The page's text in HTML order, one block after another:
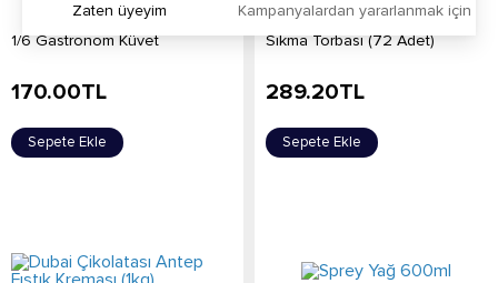
1/6 Gastronom Küvet
170.00TL
Sepete Ekle
Sıkma Torbası (72 Adet)
289.20TL
Sepete Ekle
Kampanyalardan yararlanmak için
Zaten üyeyim